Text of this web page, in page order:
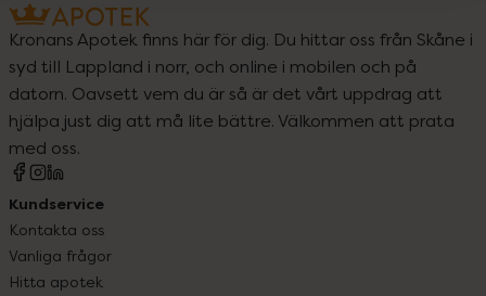
Kronans Apotek finns här för dig. Du hittar oss från Skåne i
syd till Lappland i norr, och online i mobilen och på
datorn. Oavsett vem du är så är det vårt uppdrag att
hjälpa just dig att må lite bättre. Välkommen att prata
med oss.
Kundservice
Kontakta oss
Vanliga frågor
Hitta apotek